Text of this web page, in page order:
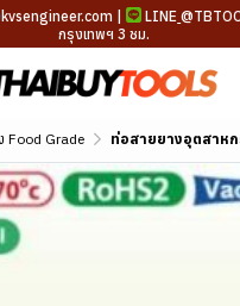
| LINE
กรุงเทพฯ 3 ชม.
Food Grade ท่อสายยางอุตสาหกรรม TOYOX รุ่น